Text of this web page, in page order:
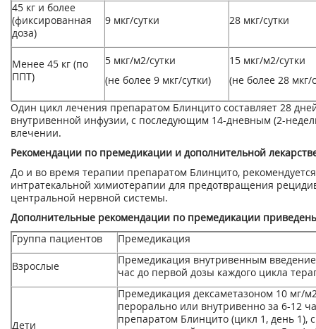
45 кг и более
(фиксиpованная
доза)
9 мкг/сутки 28 мкг/сутки
Менее 45 кг (по
ППТ)
5 мкг/м2/сутки
(не более 9 мкг/сутки)
15 мкг/м2/сутки
(не более 28 мкг/
Один цикл лечения препаратом Блинцито составляет 28
внутривенной инфузии, с последующим 14-дневным (2-
влечении.
Рекомендации по премедикации и дополнительной
До и во время терапии препаратом Блинцито,
интратекальной химиотерапии для предотвращения
центральной нервной системы.
Дополнительные рекомендации по премедикации
Группа пациентов
Премедикация
Взрослые
Премедикация внутривенным
час до первой дозы каждого цикла
Дети
Премедикация дексаметазоном 10 мг/м
перорально или внутривенно за 6-12
препаратом Блинцито (цикл 1, день 1),